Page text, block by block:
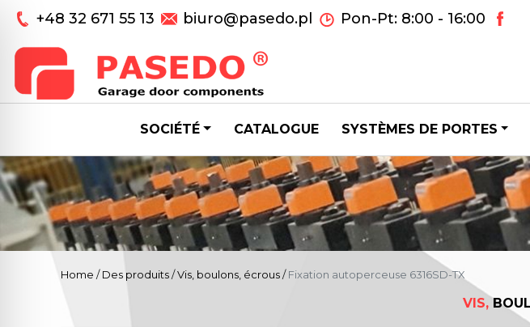
+48 32 671 55 13 biuro@pasedo.pl Pon-Pt: 8:00 - 16:00
SOCIÉTÉ CATALOGUE SYSTÈMES DE PORTES
Home /Des produits/Vis, boulons, écrous/Fixation autoperceuse 6316SD-TX
VIS,